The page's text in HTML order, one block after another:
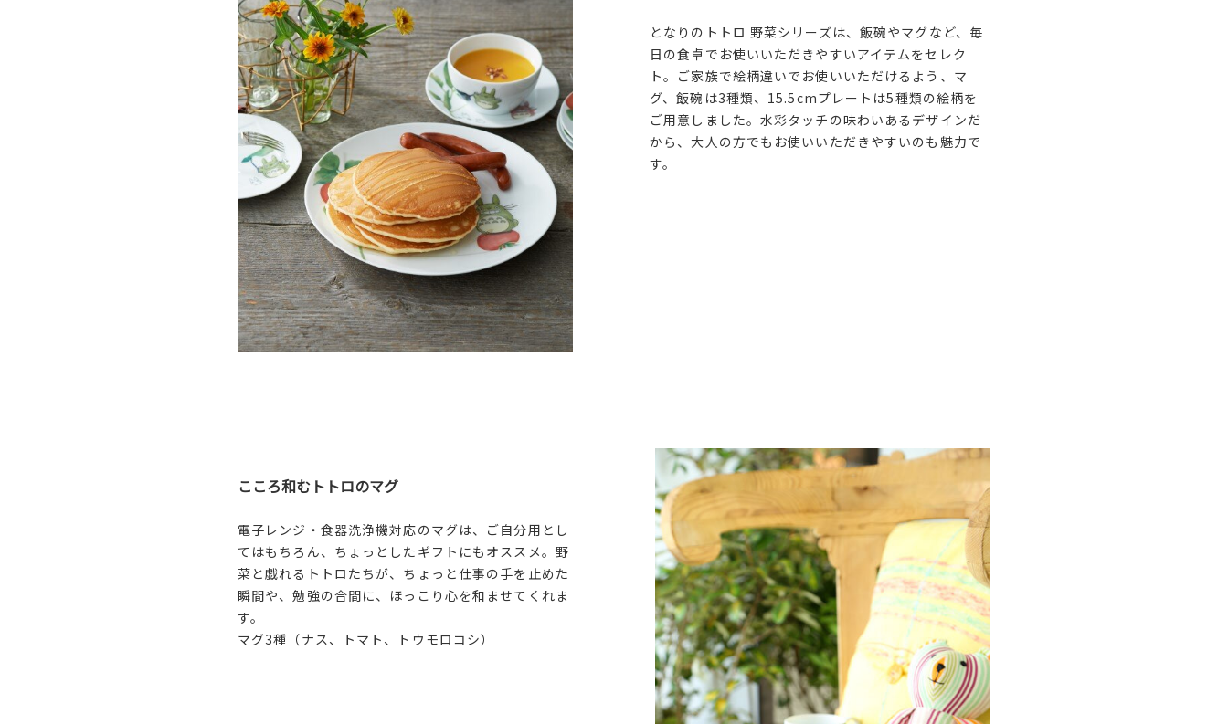
となりのトトロ 野菜シリーズは、飯碗やマグなど、毎
日の食卓でお使いいただきやすいアイテムをセレク
ト。ご家族で絵柄違いでお使いいただけるよう、マ
グ、飯碗は3種類、15.5cmプレートは5種類の絵柄を
ご用意しました。水彩タッチの味わいあるデザインだ
から、大人の方でもお使いいただきやすいのも魅力で
す。
こころ和むトトロのマグ
電子レンジ・食器洗浄機対応のマグは、ご自分用とし
てはもちろん、ちょっとしたギフトにもオススメ。野
菜と戯れるトトロたちが、ちょっと仕事の手を止めた
瞬間や、勉強の合間に、ほっこり心を和ませてくれま
す。
マグ3種（ナス、トマト、トウモロコシ）